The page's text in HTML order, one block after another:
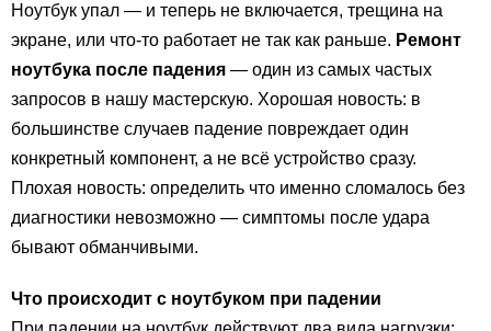
Ноутбук упал — и теперь не включается, трещина на
экране, или что-то работает не так как раньше. Ремонт
ноутбука после падения — один из самых частых
запросов в нашу мастерскую. Хорошая новость: в
большинстве случаев падение повреждает один
конкретный компонент, а не всё устройство сразу.
Плохая новость: определить что именно сломалось без
диагностики невозможно — симптомы после удара
бывают обманчивыми.
Что происходит с ноутбуком при падении